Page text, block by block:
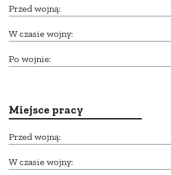
Przed wojną:
W czasie wojny:
Po wojnie:
Miejsce pracy
Przed wojną:
W czasie wojny: